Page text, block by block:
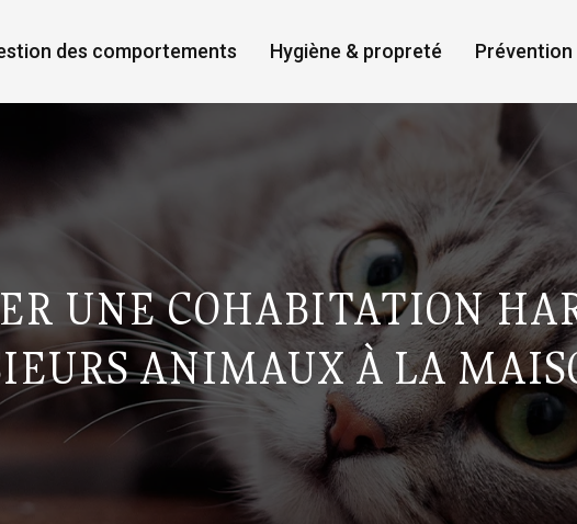
des comportements Hygiène & propreté Prévention
UNE COHABITATION
ANIMAUX À LA